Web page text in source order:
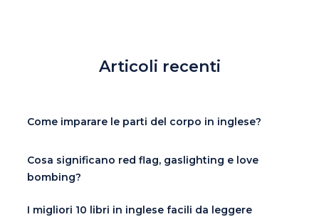
Articoli recenti
Come imparare le parti del corpo in inglese?
Cosa significano red flag, gaslighting e love
bombing?
I migliori 10 libri in inglese facili da leggere